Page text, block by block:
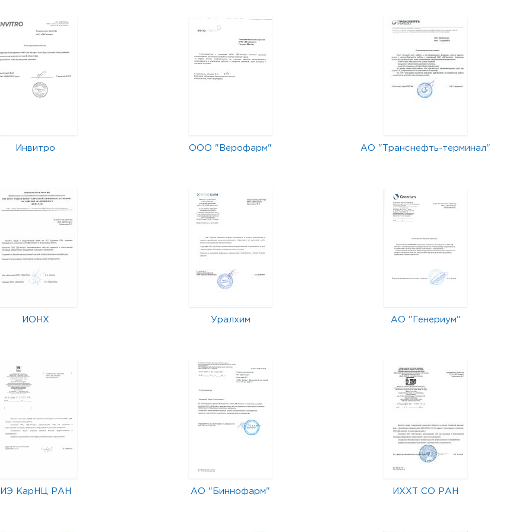
Инвитро ООО "Верофарм" АО "Транснефть-терминал"
ИОНХ Уралхим АО "Генериум"
ИЭ КарНЦ РАН АО "Биннофарм" ИХХТ СО РАН